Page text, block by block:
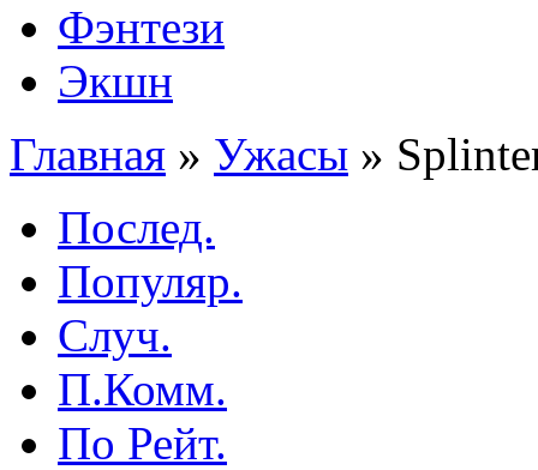
Фэнтези
Экшн
Главная » Ужасы »
Послед.
Популяр.
Случ.
П.Комм.
По Рейт.